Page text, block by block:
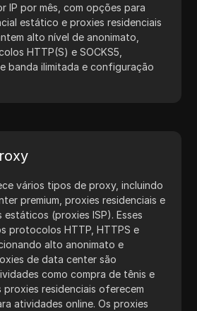
IP por mês, com opções para
estático e proxies residenciais
alto nível de anonimato,
HTTP(S) e SOCKS5,
banda ilimitada e configuração
vários tipos de proxy, incluindo
premium, proxies residenciais e
estáticos (proxies ISP). Esses
protocolos HTTP, HTTPS e
alto anonimato e
de data center são
como compra de tênis e
residenciais oferecem
atividades online. Os proxies